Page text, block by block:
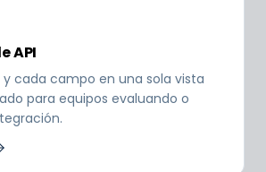
API
cada campo en una sola vista
para equipos evaluando o